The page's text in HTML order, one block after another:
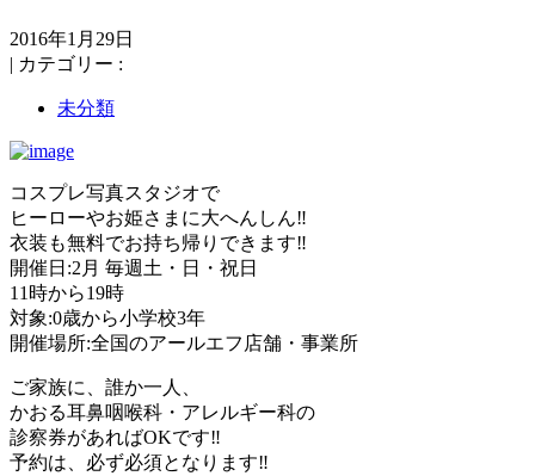
2016年1月29日
| カテゴリー :
未分類
コスプレ写真スタジオで
ヒーローやお姫さまに大へんしん‼️
衣装も無料でお持ち帰りできます‼️
開催日:2月 毎週土・日・祝日
11時から19時
対象:0歳から小学校3年
開催場所:全国のアールエフ店舗・事業所
ご家族に、誰か一人、
かおる耳鼻咽喉科・アレルギー科の
診察券があればOKです‼️
予約は、必ず必須となります‼️